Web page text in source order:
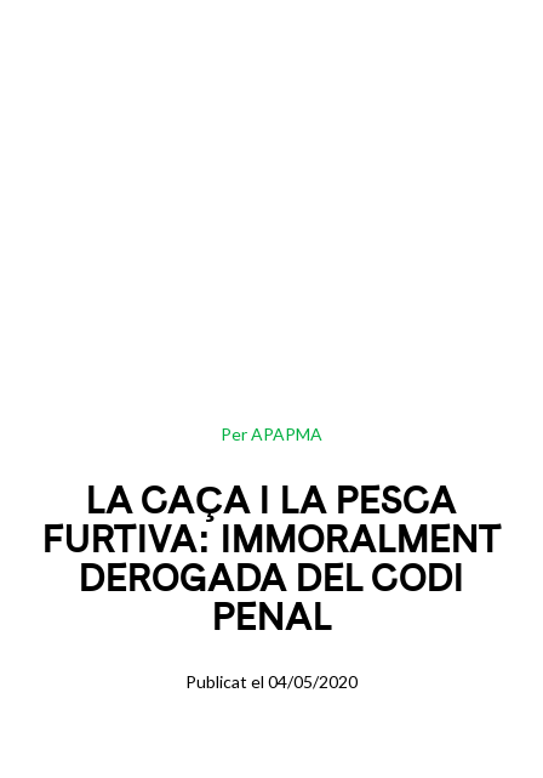
Per APAPMA
LA CAÇA I LA PESCA
FURTIVA: IMMORALMENT
DEROGADA DEL CODI
PENAL
Publicat el 04/05/2020